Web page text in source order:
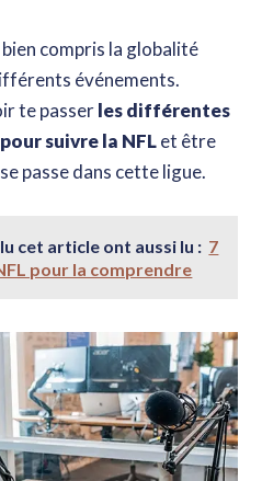
compris la globalité
événements.
te passerles différentes
suivre la NFLet être
passe dans cette ligue.
cet article ont aussi lu : 7
pour la comprendre